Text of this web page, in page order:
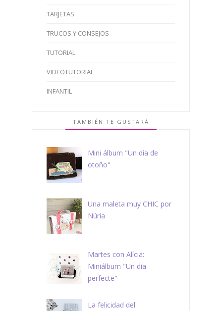
TARJETAS
TRUCOS Y CONSEJOS
TUTORIAL
VIDEOTUTORIAL
INFANTIL
TAMBIÉN TE GUSTARÁ
Mini álbum "Un día de
otoño"
Una maleta muy CHIC por
Núria
Martes con Alícia:
Miniálbum "Un dia
perfecte"
La felicidad del